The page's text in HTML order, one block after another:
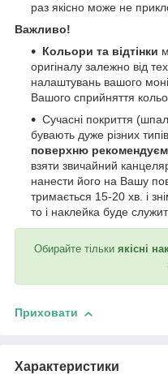
раз якісно може не
Важливо!
Кольори та відтінки
оригіналу залежно від
налаштувань вашого
Вашого сприйняття
Сучасні покриття
бувають дуже різних
поверхню
взяти звичайний
нанести його на Вашу
тримається 15-20 хв. і
то і наклейка буде
Обирайте тільки якісні
Приховати
Характеристики